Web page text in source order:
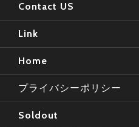
Contact US
Link
Home
プライバシーポリシー
Soldout